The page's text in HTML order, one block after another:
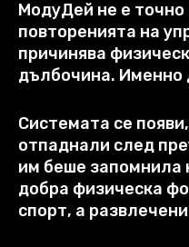
МодуДей не е точно
повторенията на
причинява
дълбочина. Именно
Системата се появи,
отпаднали след
им беше запомнила
добра физическа
спорт, а